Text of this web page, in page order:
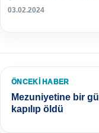
03.02.2024
ÖNCEKI HABER
Mezuniyetine bir
kapılıp öldü